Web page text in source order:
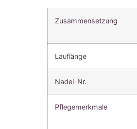
Zusammensetzung
Lauflänge
Nadel-Nr.
Pflegemerkmale